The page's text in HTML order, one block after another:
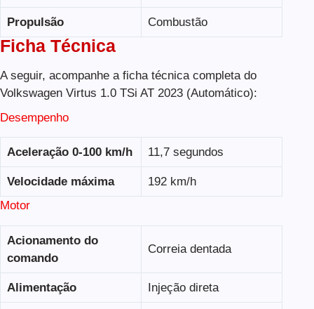
Propulsão Combustão
Ficha Técnica
A seguir, acompanhe a ficha técnica completa do
Volkswagen Virtus 1.0 TSi AT 2023 (Automático):
Desempenho
Aceleração 0-100 km/h 11,7 segundos
Velocidade máxima
192 km/h
Motor
Acionamento do
comando
Correia dentada
Alimentação Injeção direta